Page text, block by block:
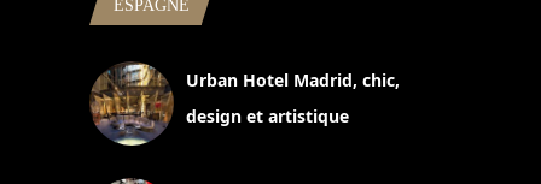
ESPAGNE
Urban Hotel Madrid, chic,
design et artistique